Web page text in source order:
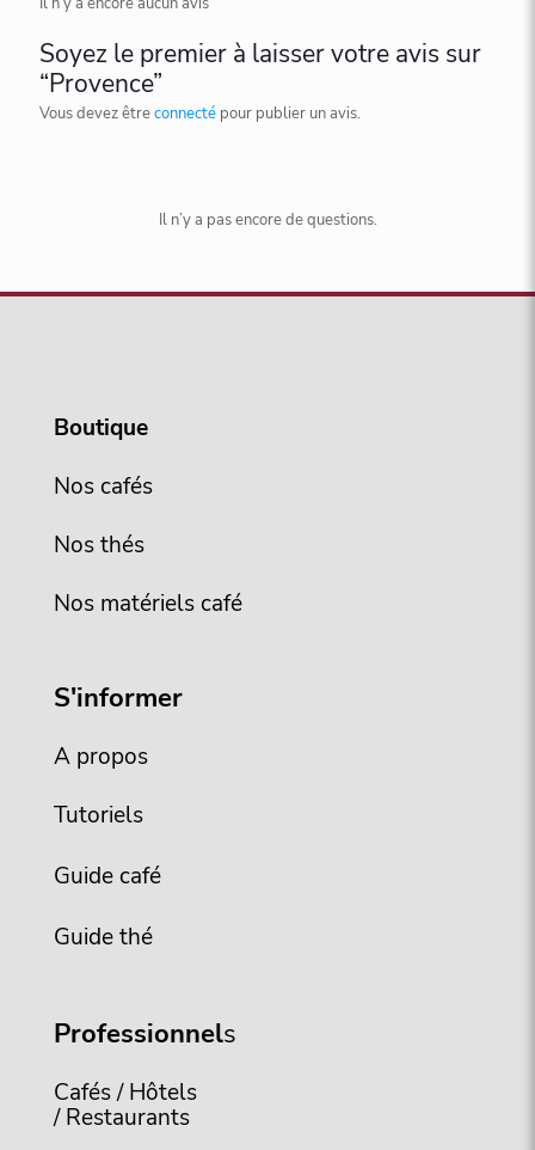
Soyez le premier à laisser votre avis sur
“Provence”
Vous devez êtreconnecté pour publier un avis.
Il n’y a pas encore de questions.
Boutique
Nos cafés
Nos thés
Nos matériels café
S'informer
A propos
Tutoriels
Guide café
Guide thé
Professionnels
Cafés / Hôtels
/ Restaurants